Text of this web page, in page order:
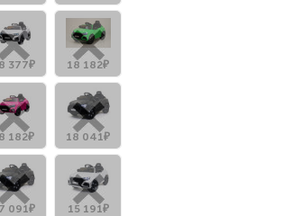
377₽ 18 182₽
182₽ 18 041₽
091₽ 15 191₽